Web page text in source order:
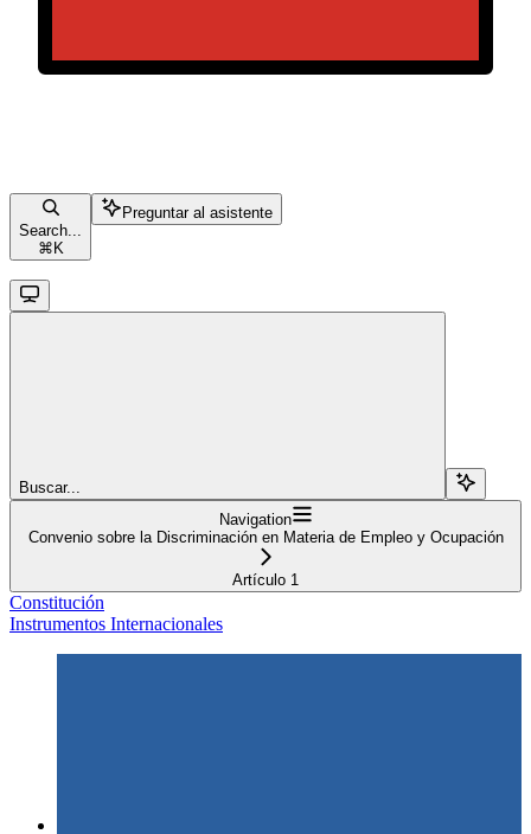
Search...
⌘ K
Preguntar al asistente
Buscar...
Navigation
Convenio sobre la Discriminación en Materia de Empleo y Ocupación
Artículo 1
Constitución
Instrumentos Internacionales